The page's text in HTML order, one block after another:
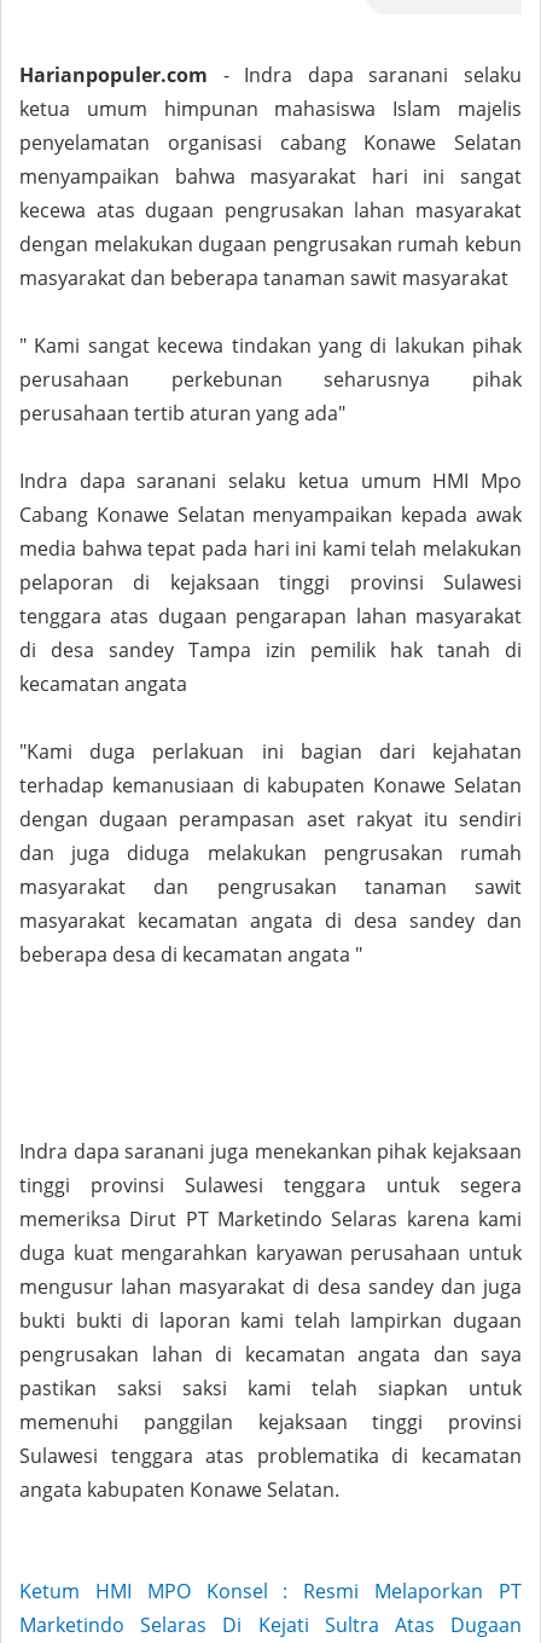
Harianpopuler.com - Indra dapa saranani selaku
ketua umum himpunan mahasiswa Islam majelis
penyelamatan organisasi cabang Konawe Selatan
menyampaikan bahwa masyarakat hari ini sangat
kecewa atas dugaan pengrusakan lahan masyarakat
dengan melakukan dugaan pengrusakan rumah kebun
masyarakat dan beberapa tanaman sawit masyarakat
" Kami sangat kecewa tindakan yang di lakukan pihak
perusahaan perkebunan seharusnya pihak
perusahaan tertib aturan yang ada"
Indra dapa saranani selaku ketua umum HMI Mpo
Cabang Konawe Selatan menyampaikan kepada awak
media bahwa tepat pada hari ini kami telah melakukan
pelaporan di kejaksaan tinggi provinsi Sulawesi
tenggara atas dugaan pengarapan lahan masyarakat
di desa sandey Tampa izin pemilik hak tanah di
kecamatan angata
"Kami duga perlakuan ini bagian dari kejahatan
terhadap kemanusiaan di kabupaten Konawe Selatan
dengan dugaan perampasan aset rakyat itu sendiri
dan juga diduga melakukan pengrusakan rumah
masyarakat dan pengrusakan tanaman sawit
masyarakat kecamatan angata di desa sandey dan
beberapa desa di kecamatan angata "
Indra dapa saranani juga menekankan pihak kejaksaan
tinggi provinsi Sulawesi tenggara untuk segera
memeriksa Dirut PT Marketindo Selaras karena kami
duga kuat mengarahkan karyawan perusahaan untuk
mengusur lahan masyarakat di desa sandey dan juga
bukti bukti di laporan kami telah lampirkan dugaan
pengrusakan lahan di kecamatan angata dan saya
pastikan saksi saksi kami telah siapkan untuk
memenuhi panggilan kejaksaan tinggi provinsi
Sulawesi tenggara atas problematika di kecamatan
angata kabupaten Konawe Selatan.
Ketum HMI MPO Konsel : Resmi Melaporkan PT
Marketindo Selaras Di Kejati Sultra Atas Dugaan